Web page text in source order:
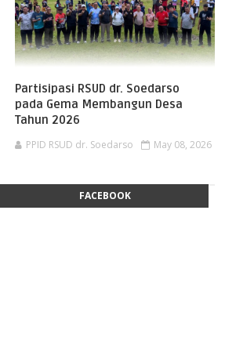
Partisipasi RSUD dr. Soedarso
pada Gema Membangun Desa
Tahun 2026
PPID RSUD dr. Soedarso May 08, 2026
FACEBOOK